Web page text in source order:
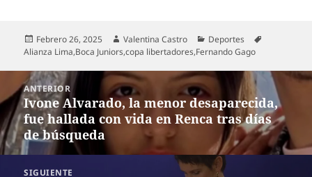
Publicado
el
Febrero 26, 2025 Autor
Valentina Castro Categorías
Deportes
Alianza Lima,Boca Juniors,copa libertadores,Fernando Gago
Navegación
de
entradas
ANTERIOR
Entrada
anterior:
Ivone Alvarado, la menor desaparecida,
fue hallada con vida en Renca tras días
de búsqueda
SIGUIENTE